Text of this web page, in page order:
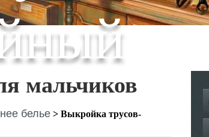
мальчиков
белье > Выкройка трусов-